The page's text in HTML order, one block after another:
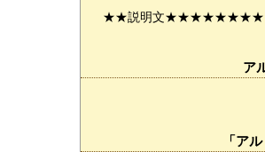
★★説明文
ア
「ア